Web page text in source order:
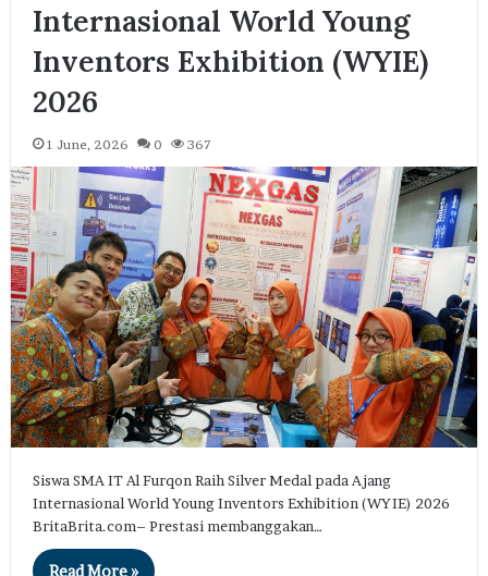
Internasional World Young
Inventors Exhibition (WYIE)
2026
1 June, 2026 0 367
Siswa SMA IT Al Furqon Raih Silver Medal pada Ajang
Internasional World Young Inventors Exhibition (WYIE) 2026
BritaBrita.com– Prestasi membanggakan…
Read More »